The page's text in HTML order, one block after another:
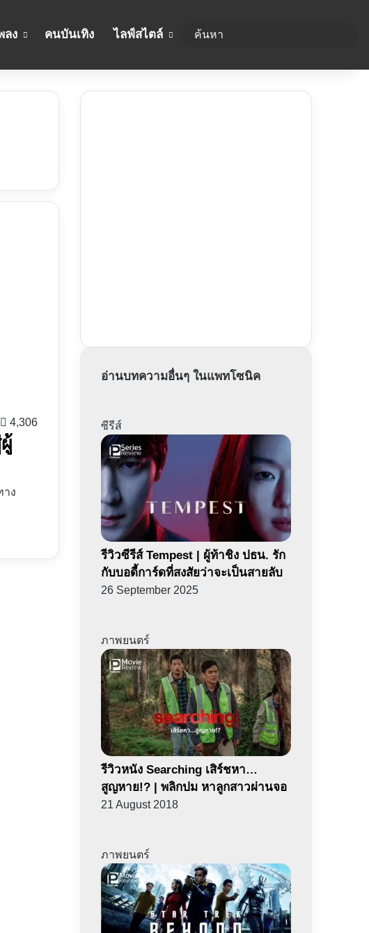
ลง คนบันเทิง ไลฟ์สไตล์
4,306
าง
อ่านบทความอื่นๆ ในแพทโซนิค
ซีรีส์
รีวิวซีรีส์ Tempest | ผู้ท้าชิง ปธน. รัก
กับบอดี้การ์ดที่สงสัยว่าจะเป็นสายลับ
26 September 2025
ภาพยนตร์
รีวิวหนัง Searching เสิร์ชหา…
สูญหาย!? | พลิกปม หาลูกสาวผ่านจอ
21 August 2018
ภาพยนตร์